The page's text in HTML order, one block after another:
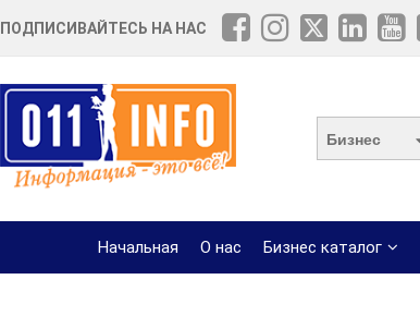
ПОДПИСИВАЙТЕСЬ НА НАС
Бизнес
Начальная О нас Бизнес каталог